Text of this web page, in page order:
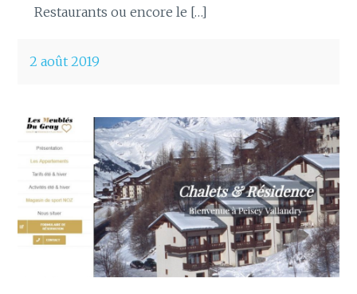
Restaurants ou encore le […]
2 août 2019